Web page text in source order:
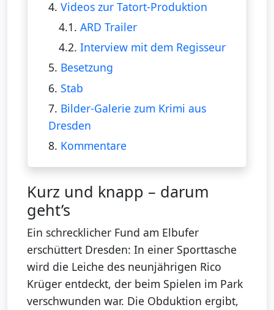
4. Videos zur Tatort-Produktion
4.1.ARD Trailer
4.2.Interview mit dem Regisseur
5. Besetzung
6. Stab
7. Bilder-Galerie zum Krimi aus
Dresden
8. Kommentare
Kurz und knapp – darum
geht’s
Ein schrecklicher Fund am Elbufer
erschüttert Dresden: In einer Sporttasche
wird die Leiche des neunjährigen Rico
Krüger entdeckt, der beim Spielen im Park
verschwunden war. Die Obduktion ergibt,